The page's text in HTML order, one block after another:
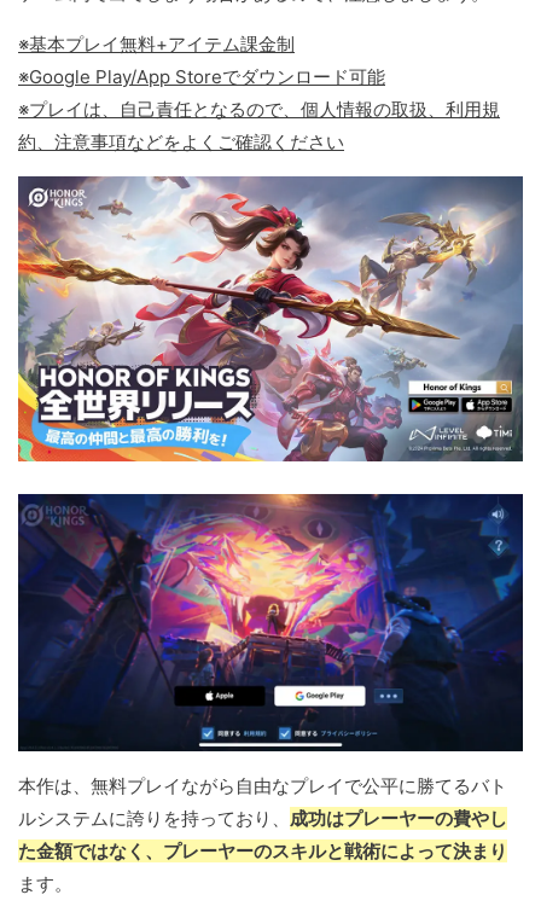
※基本プレイ無料+アイテム課金制
※Google Play/App Storeでダウンロード可能
※プレイは、自己責任となるので、個人情報の取扱、利用規
約、注意事項などをよくご確認ください
本作は、無料プレイながら自由なプレイで公平に勝てるバト
ルシステムに誇りを持っており、 成功はプレーヤーの費やし
た金額ではなく、プレーヤーのスキルと戦術によって決まり
ます。